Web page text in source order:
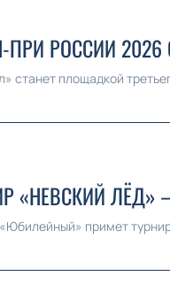
РОССИИ
станет площадкой
«НЕВСКИЙ
примет